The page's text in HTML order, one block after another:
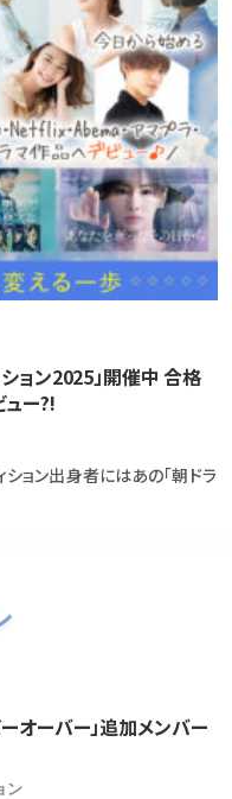
ョン2025」開催中 合格
ー?!
ョン出身者にはあの「朝ドラ
オーバー」追加メンバー
ン